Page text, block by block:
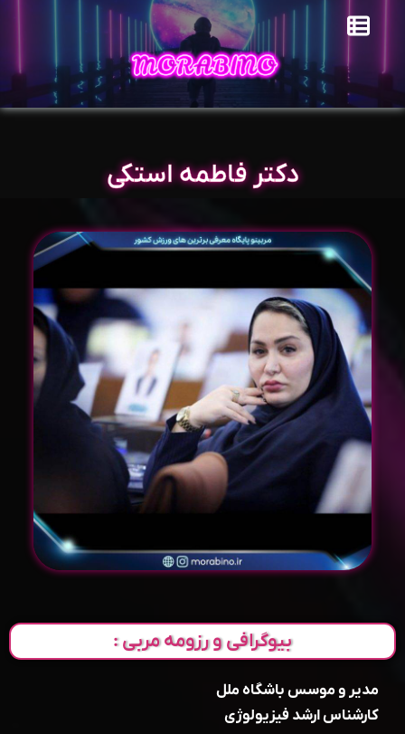
دکتر فاطمه استکی
بیوگرافی و رزومه مربی :
مدیر و موسس باشگاه ملل
کارشناس ارشد فیزیولوژی